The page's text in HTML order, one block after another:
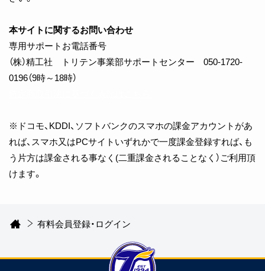
有料会員登録・ログイン
本サイトに関するお問い合わせ
専用サポートお電話番号
（株）精工社 トリテン事業部サポートセンター 050-1720-
0196（9時～18時）
※ドコモ、KDDI、ソフトバンクのスマホの課金アカウントがあ
れば、スマホ又はPCサイトいずれかで一度課金登録すれば、も
う片方は課金される事なく(二重課金されることなく）ご利用頂
けます。